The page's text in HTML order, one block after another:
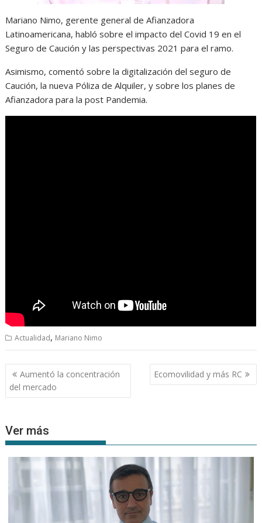
Mariano Nimo, gerente general de Afianzadora
Latinoamericana, habló sobre el impacto del Covid 19 en el
Seguro de Caución y las perspectivas 2021 para el ramo.
Asimismo, comentó sobre la digitalización del seguro de
Caución, la nueva Póliza de Alquiler, y sobre los planes de
Afianzadora para la post Pandemia.
Actualidad, Mariano Nimo
Navegación
de
entradas
Aumentó la concentración
del mercado
Ecomovilidad y más RC
Ver más